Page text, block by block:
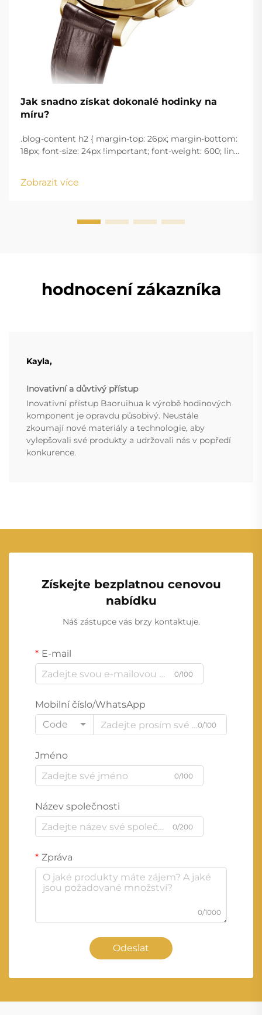
Jak snadno získat dokonalé hodinky na
míru?
.blog-content h2 { margin-top: 26px; margin-bottom:
18px; font-size: 24px !important; font-weight: 600; line-
w...
Zobrazit více
hodnocení zákazníka
Kayla,
Inovativní a důvtivý přístup
Inovativní přístup Baoruihua k výrobě hodinových
komponent je opravdu působivý. Neustále
zkoumají nové materiály a technologie, aby
vylepšovali své produkty a udržovali nás v popředí
konkurence.
Získejte bezplatnou cenovou
nabídku
Náš zástupce vás brzy kontaktuje.
E-mail
0/100
Mobilní číslo/WhatsApp
Code
0/100
Jméno
0/100
Název společnosti
0/200
Zpráva
0/1000
Odeslat